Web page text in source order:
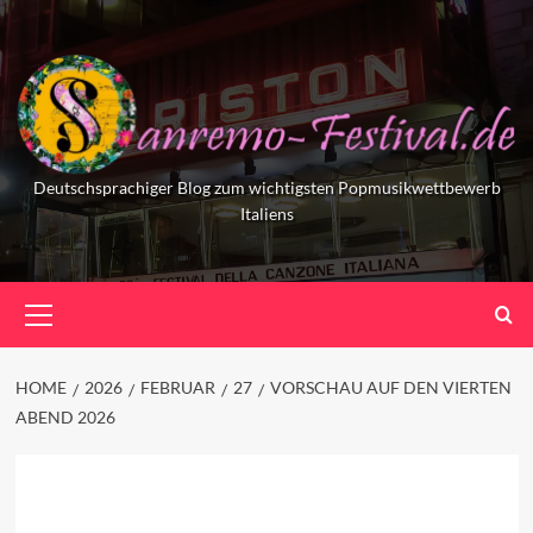
Skip
to
content
Deutschsprachiger Blog zum wichtigsten Popmusikwettbewerb
Italiens
Menu
HOME 2026 FEBRUAR 27
VORSCHAU AUF DEN VIERTEN
ABEND 2026